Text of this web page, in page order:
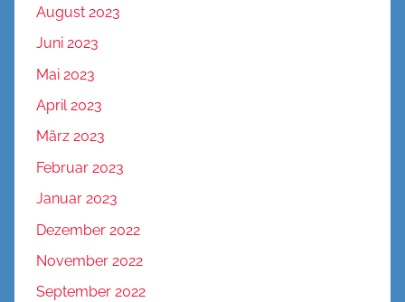
August 2023
Juni 2023
Mai 2023
April 2023
März 2023
Februar 2023
Januar 2023
Dezember 2022
November 2022
September 2022